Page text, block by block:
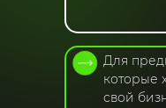
Для
которые
свой